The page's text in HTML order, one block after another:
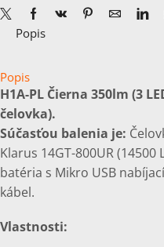
Čierna
(350lm)
batéria.
Popis
Popis
H1A-PL Čierna 350lm (3
čelovka).
Súčasťou balenia je:
Klarus 14GT-800UR
batéria s Mikro USB
kábel.
Vlastnosti: